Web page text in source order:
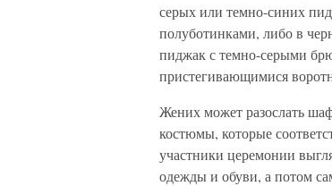
серых или темно-синих
полуботинками, либо в
пиджак с темно-серыми
пристегивающимися
Жених может разослать
костюмы, которые
участники церемонии
одежды и обуви, а потом